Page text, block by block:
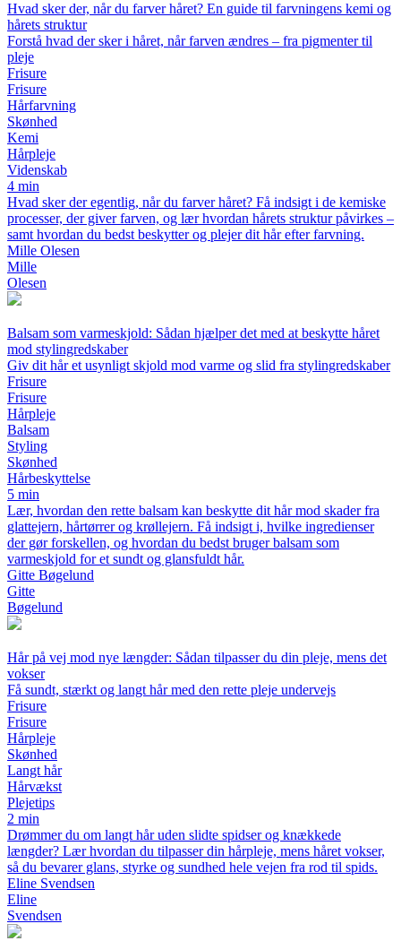
Hvad sker der, når du farver håret? En guide til farvningens kemi og
hårets struktur
Forstå hvad der sker i håret, når farven ændres – fra pigmenter til
pleje
Frisure
Frisure
Hårfarvning
Skønhed
Kemi
Hårpleje
Videnskab
4 min
Hvad sker der egentlig, når du farver håret? Få indsigt i de kemiske
processer, der giver farven, og lær hvordan hårets struktur påvirkes –
samt hvordan du bedst beskytter og plejer dit hår efter farvning.
Mille Olesen
Mille
Olesen
Balsam som varmeskjold: Sådan hjælper det med at beskytte håret
mod stylingredskaber
Giv dit hår et usynligt skjold mod varme og slid fra stylingredskaber
Frisure
Frisure
Hårpleje
Balsam
Styling
Skønhed
Hårbeskyttelse
5 min
Lær, hvordan den rette balsam kan beskytte dit hår mod skader fra
glattejern, hårtørrer og krøllejern. Få indsigt i, hvilke ingredienser
der gør forskellen, og hvordan du bedst bruger balsam som
varmeskjold for et sundt og glansfuldt hår.
Gitte Bøgelund
Gitte
Bøgelund
Hår på vej mod nye længder: Sådan tilpasser du din pleje, mens det
vokser
Få sundt, stærkt og langt hår med den rette pleje undervejs
Frisure
Frisure
Hårpleje
Skønhed
Langt hår
Hårvækst
Plejetips
2 min
Drømmer du om langt hår uden slidte spidser og knækkede
længder? Lær hvordan du tilpasser din hårpleje, mens håret vokser,
så du bevarer glans, styrke og sundhed hele vejen fra rod til spids.
Eline Svendsen
Eline
Svendsen